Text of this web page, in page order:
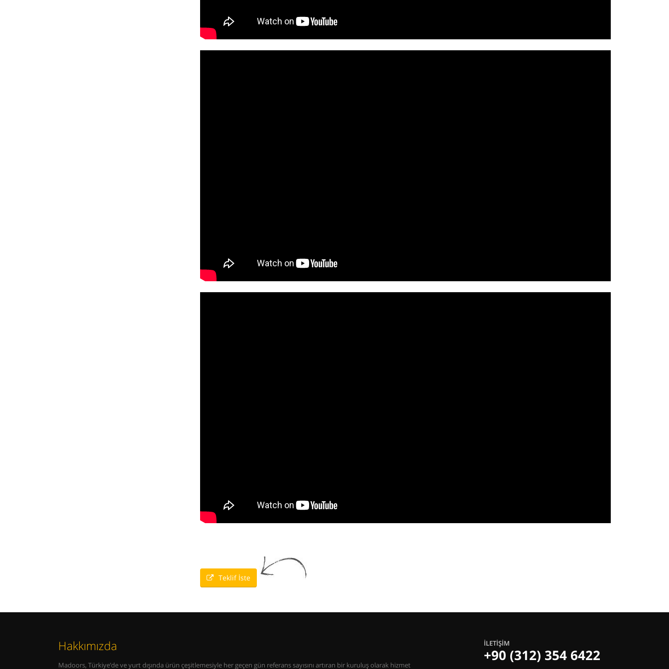
Teklif İste
Hakkımızda
Madoors, Türkiye’de ve yurt dışında ürün çeşitlemesiyle her geçen gün referans sayısını artıran bir kuruluş olarak hizmet
İLETIŞIM
+90 (312) 354 6422